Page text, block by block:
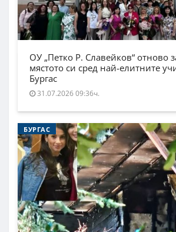
ОУ „Петко Р. Славейков“ отново
мястото си сред най-елитните
Бургас
31.07.2026 09:36ч.
БУРГАС